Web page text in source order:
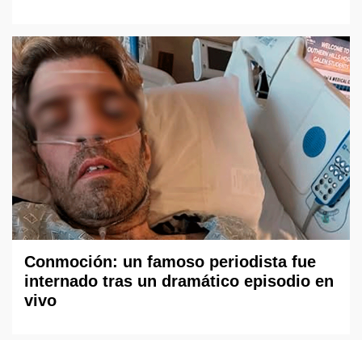
Conmoción: un famoso periodista fue
internado tras un dramático episodio en
vivo